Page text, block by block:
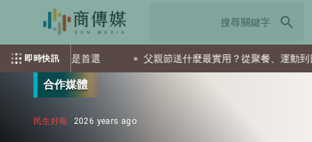
search
即時快訊
ETF會是首選 父親節送什麼最實用？從聚餐、運動到日常
合作媒體
民生好報 2026 years ago